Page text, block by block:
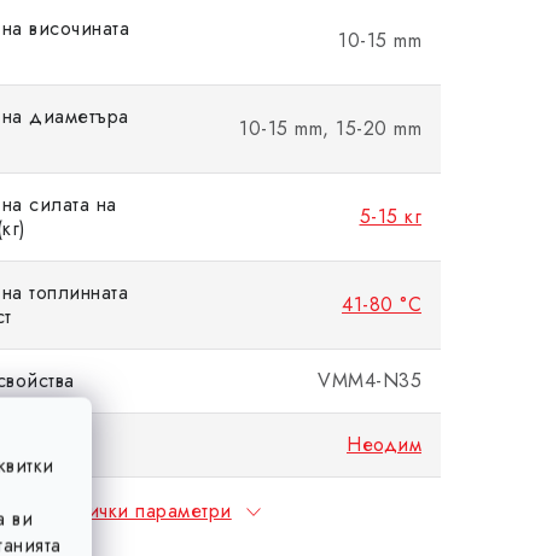
ви
височината 10-15 mm
диаметъра 10-15 mm, 15-20 mm
силата на
5-15 кг
топлинната
41-80 °C
VMM4-N35
Неодим
Всички параметри